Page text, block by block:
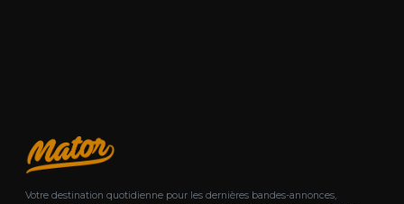
Votre destination quotidienne pour les dernières bandes-annonces,